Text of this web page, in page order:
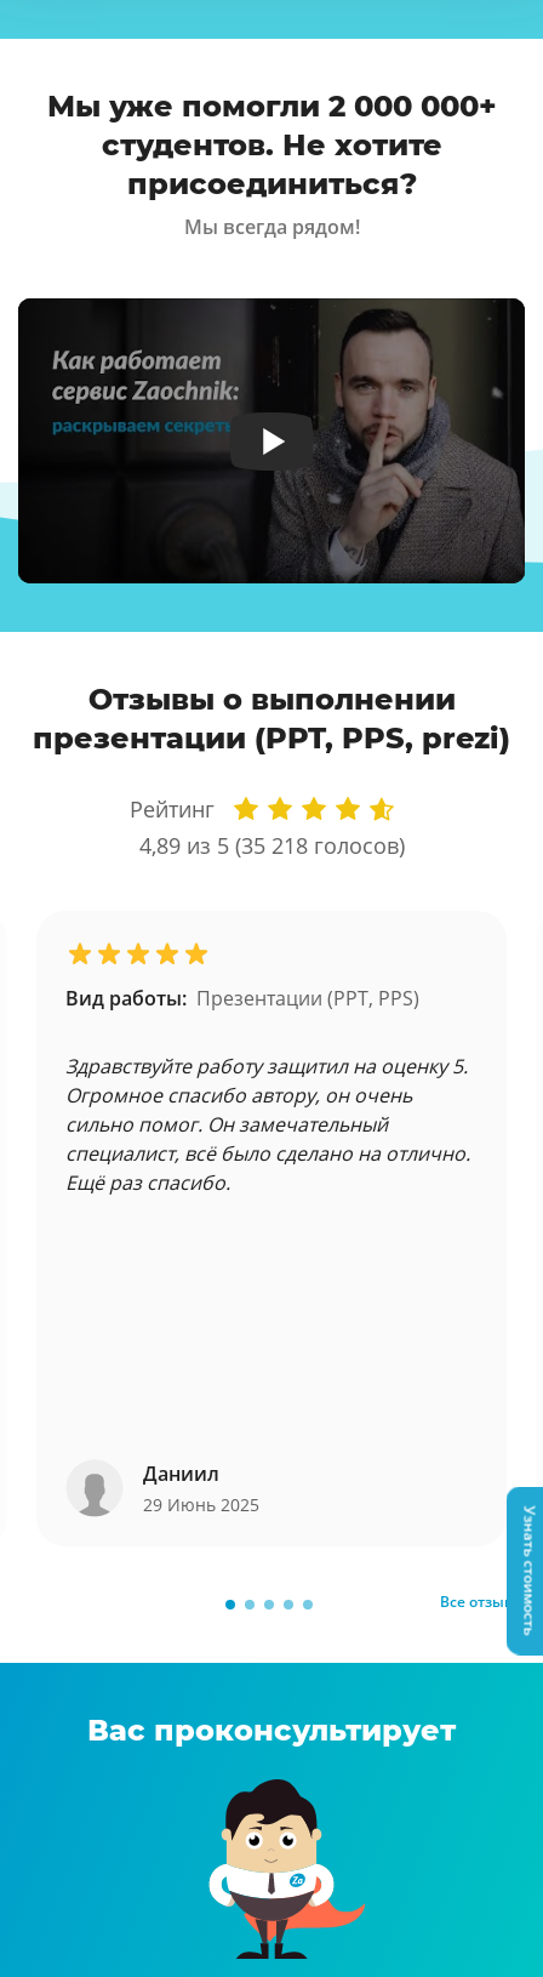
Мы уже помогли 2 000 000+
студентов. Не хотите
присоединиться?
Мы всегда рядом!
Отзывы о выполнении
презентации (PPT, PPS, prezi)
Рейтинг
4,89 из 5 (35 218голосов)
Вид работы: Презентации (PPT, PPS)
Здравствуйте работу защитил на оценку 5.
Огромное спасибо автору, он очень
сильно помог. Он замечательный
специалист, всё было сделано на отлично.
Ещё раз спасибо.
Даниил
29 Июнь 2025
Все отзывы
Вас проконсультирует
Узнать стоимость